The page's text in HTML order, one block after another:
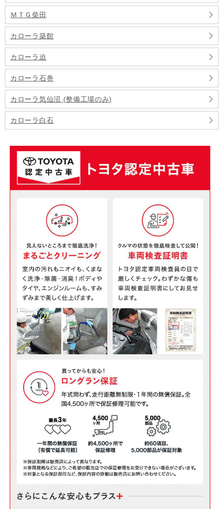
ＭＴＧ柴田
カローラ築館
カローラ迫
カローラ石巻
カローラ気仙沼 (整備工場のみ)
カローラ白石